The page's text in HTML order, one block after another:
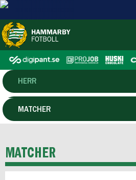
HERR
DAM
P19
MATCHER
MATCHER